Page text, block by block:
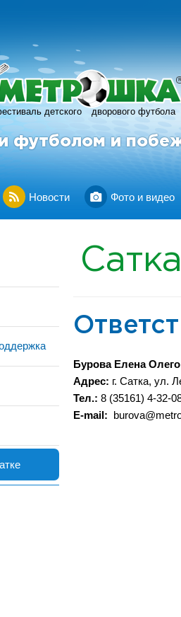
детского дворового футбола
R
футболом и
Новости Фото и видео
Бурова Елена
Адрес: г. Сатка, ул.
Тел.: 8 (35161) 4-32-
E-mail: